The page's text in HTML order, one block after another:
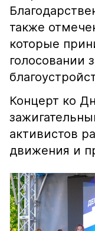
также
которые
голосовании
Концерт ко
активистов
движения и